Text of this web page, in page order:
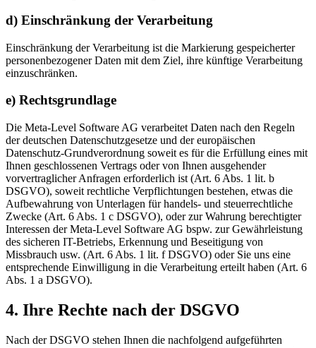
d) Einschränkung der Verarbeitung
Einschränkung der Verarbeitung ist die Markierung gespeicherter
personenbezogener Daten mit dem Ziel, ihre künftige Verarbeitung
einzuschränken.
e) Rechtsgrundlage
Die Meta-Level Software AG verarbeitet Daten nach den Regeln
der deutschen Datenschutzgesetze und der europäischen
Datenschutz-Grundverordnung soweit es für die Erfüllung eines mit
Ihnen geschlossenen Vertrags oder von Ihnen ausgehender
vorvertraglicher Anfragen erforderlich ist (Art. 6 Abs. 1 lit. b
DSGVO), soweit rechtliche Verpflichtungen bestehen, etwas die
Aufbewahrung von Unterlagen für handels- und steuerrechtliche
Zwecke (Art. 6 Abs. 1 c DSGVO), oder zur Wahrung berechtigter
Interessen der Meta-Level Software AG bspw. zur Gewährleistung
des sicheren IT-Betriebs, Erkennung und Beseitigung von
Missbrauch usw. (Art. 6 Abs. 1 lit. f DSGVO) oder Sie uns eine
entsprechende Einwilligung in die Verarbeitung erteilt haben (Art. 6
Abs. 1 a DSGVO).
4. Ihre Rechte nach der DSGVO
Nach der DSGVO stehen Ihnen die nachfolgend aufgeführten